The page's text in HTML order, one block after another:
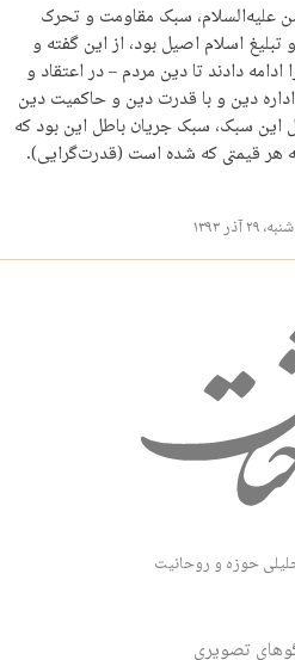
سبک مقاومت و تحرک
تبلیغ اسلام اصیل بود، از این گفته و
دادند تا دین مردم – در اعتقاد و
اداره دین و با قدرت دین و حاکمیت دین
این سبک، سبک جریان باطل این بود که
هر قیمتی که شده است (قدرت‌گرایی).
شنبه، ۲۹ آذر ۱۳۹۳
حوزه و روحانیت
تصویری